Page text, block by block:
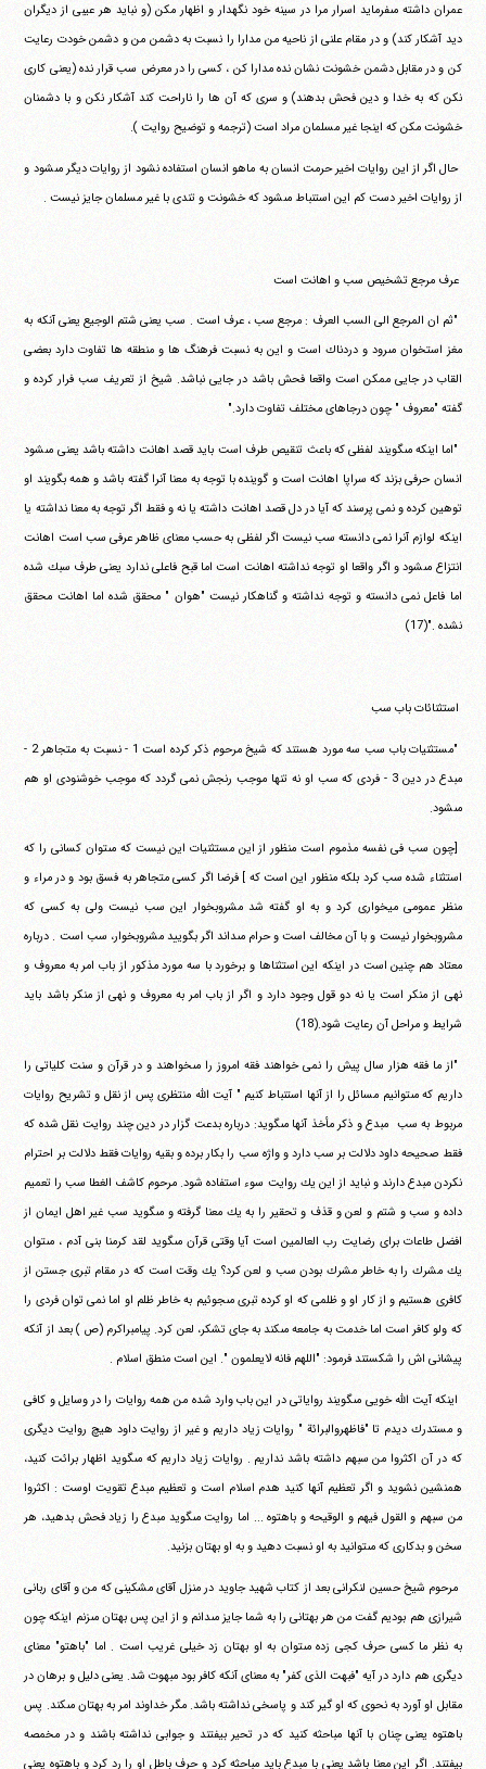
عمران داشته مى‎فرمايد اسرار مرا در سينه خود‏ ‏نگهدار و اظهار مكن (و نبايد هر عيبى از ديگران
ديد آشكار كند) و در‏ ‏مقام علنى از ناحيه من مدارا را نسبت به دشمن من و دشمن خودت‏ ‏رعايت
كن و در مقابل دشمن خشونت نشان نده مدارا كن ، كسى را در‏ ‏معرض سب قرار نده (يعنى كارى
نكن كه به خدا و دين فحش بدهند)‏ ‏و سرى كه آن ها را ناراحت كند آشكار نكن و با دشمنان
خشونت مكن‏ ‏كه اينجا غير مسلمان مراد است (ترجمه و توضيح روايت ).
‏ ‏حال اگر از اين روايات اخير حرمت انسان به ماهو انسان استفاده‏ ‏نشود از روايات ديگر مى‎شود و
از روايات اخير دست كم اين استنباط‏ ‏مى‎شود كه خشونت و تندى با غير مسلمان جايز نيست .
‏ ‏عرف مرجع تشخيص سب و اهانت است
‏ ‏"ثم ان المرجع الى السب العرف : مرجع سب ، عرف است . سب يعنى‏ ‏شتم الوجيع يعنى آنكه به
مغز استخوان مى‎رود و دردناك است و اين به‏ ‏نسبت فرهنگ ها و منطقه ها تفاوت دارد بعضى
القاب در جايى ممكن‏ ‏است واقعا فحش باشد در جايى نباشد. شيخ از تعريف سب فرار كرده و‏
‏گفته "معروف " چون درجاهاى مختلف تفاوت دارد."
‏ ‏"اما اينكه مى‎گويند لفظى كه باعث تنقيص طرف است بايد قصد‏ ‏اهانت داشته باشد يعنى مى‎شود
انسان حرفى بزند كه سراپا اهانت است‏ ‏و گوينده با توجه به معنا آنرا گفته باشد و همه بگويند او
توهين كرده و‏ ‏نمى پرسند كه آيا در دل قصد اهانت داشته يا نه و فقط اگر توجه به معنا‏ ‏نداشته يا
اينكه لوازم آنرا نمى دانسته سب نيست اگر لفظى به حسب‏ ‏معناى ظاهر عرفى سب است اهانت
انتزاع مى‎شود و اگر واقعا او توجه‏ ‏نداشته اهانت است اما قبح فاعلى ندارد يعنى طرف سبك شده
اما فاعل‏ ‏نمى دانسته و توجه نداشته و گناهكار نيست "هوان " محقق شده اما‏ ‏اهانت محقق
نشده ."(17)
‏ ‏استثنائات باب سب
‏ ‏"مستثنيات باب سب سه مورد هستند كه شيخ مرحوم ذكر كرده است‏ ‏1 - نسبت به متجاهر 2 -
مبدع در دين 3 - فردى كه سب او نه تنها موجب‏ ‏رنجش نمى گردد كه موجب خوشنودى او هم
مى‎شود.
‏ ‏[چون سب فى نفسه مذموم است منظور از اين مستثنيات اين نيست‏ ‏كه مى‎توان كسانى را كه
استثناء شده سب كرد بلكه منظور اين است كه ]‏ ‏فرضا اگر كسى متجاهر به فسق بود و در مراء و
منظر عمومى ميخوارى‏ ‏كرد و به او گفته شد مشروبخوار اين سب نيست ولى به كسى كه‏
‏مشروبخوار نيست و با آن مخالف است و حرام مى‎داند اگر بگوييد‏ ‏مشروبخوار، سب است . درباره
معتاد هم چنين است در اينكه اين‏ ‏استثناها و برخورد با سه مورد مذكور از باب امر به معروف و
نهى از‏ ‏منكر است يا نه دو قول وجود دارد و اگر از باب امر به معروف و نهى از‏ ‏منكر باشد بايد
شرايط و مراحل آن رعايت شود.(18)
‏ ‏"از ما فقه هزار سال پيش را نمى خواهند فقه امروز را مى‎خواهند و‏ ‏در قرآن و سنت كلياتى را
داريم كه مى‎توانيم مسائل را از آنها استنباط‏ ‏كنيم " آيت الله منتظرى پس از نقل و تشريح روايات
مربوط به سب ‏ ‏مبدع و ذكر مأخذ آنها مى‎گويد: درباره بدعت گزار در دين چند روايت‏ ‏نقل شده كه
فقط صحيحه داود دلالت بر سب دارد و واژه سب را بكار‏ ‏برده و بقيه روايات فقط دلالت بر احترام
نكردن مبدع دارند و نبايد از‏ ‏اين يك روايت سوء استفاده شود. مرحوم كاشف الغطا سب را تعميم‏
‏داده و سب و شتم و لعن و قذف و تحقير را به يك معنا گرفته و مى‎گويد‏ ‏سب غير اهل ايمان از
افضل طاعات براى رضايت رب العالمين است‏ ‏آيا وقتى قرآن مى‎گويد لقد كرمنا بنى آدم ، مى‎توان
يك مشرك را به خاطر‏ ‏مشرك بودن سب و لعن كرد؟ يك وقت است كه در مقام تبرى جستن از‏
‏كافرى هستيم و از كار او و ظلمى كه او كرده تبرى مى‎جوئيم به خاطر‏ ‏ظلم او اما نمى توان فردى را
كه ولو كافر است اما خدمت به جامعه‏ ‏مى‎كند به جاى تشكر، لعن كرد. پيامبراكرم (ص ) بعد از آنكه
پيشانى اش‏ ‏را شكستند فرمود: "اللهم فانه لايعلمون ". اين است منطق اسلام .
‏ ‏اينكه آيت الله خويى مى‎گويند رواياتى در اين باب وارد شده من‏ ‏همه روايات را در وسايل و كافى
و مستدرك ديدم تا "فاظهروالبرائة "‏ ‏روايات زياد داريم و غير از روايت داود هيچ روايت ديگرى
كه در آن‏ ‏اكثروا من سبهم داشته باشد نداريم . روايات زياد داريم كه مى‎گويد‏ ‏اظهار برائت كنيد،
همنشين نشويد و اگر تعظيم آنها كنيد هدم اسلام‏ ‏است و تعظيم مبدع تقويت اوست : اكثروا
من سبهم و القول فيهم و‏ ‏الوقيحه و باهتوه ... اما روايت مى‎گويد مبدع را زياد فحش بدهيد،‏ ‏هر
سخن و بدكارى كه مى‎توانيد به او نسبت دهيد و به او بهتان بزنيد.
‏ ‏مرحوم شيخ حسين لنكرانى بعد از كتاب شهيد جاويد در منزل آقاى‏ ‏مشكينى كه من و آقاى ربانى
شيرازى هم بوديم گفت من هر بهتانى را به‏ ‏شما جايز مى‎دانم و از اين پس بهتان مى‎زنم اينكه چون
به نظر ما كسى‏ ‏حرف كجى زده مى‎توان به او بهتان زد خيلى غريب است . اما "باهتو"‏ ‏معناى
ديگرى هم دارد در آيه "فبهت الذى كفر" به معناى آنكه كافر بود‏ ‏مبهوت شد. يعنى دليل و برهان در
مقابل او آورد به نحوى كه او گير كند‏ ‏و پاسخى نداشته باشد. مگر خداوند امر به بهتان مى‎كند. پس
باهتوه‏ ‏يعنى چنان با آنها مباحثه كنيد كه در تحير بيفتند و جوابى نداشته باشند و‏ ‏در مخمصه
بيفتند. اگر اين معنا باشد يعنى با مبدع بايد مباحثه كرد و‏ ‏حرف باطل او را رد كرد و باهتوه يعنى